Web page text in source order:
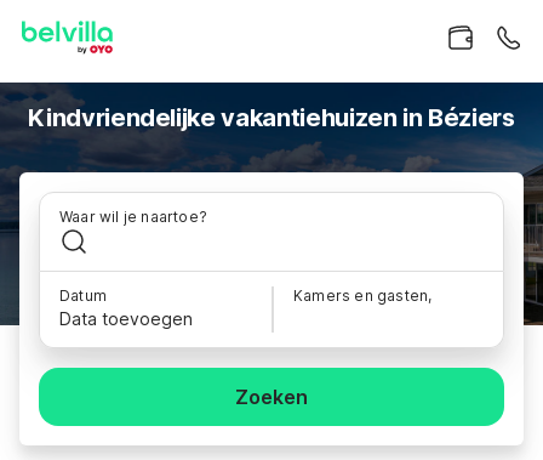
Kindvriendelijke vakantiehuizen in Béziers
Waar wil je naartoe?
Datum
Data toevoegen
Kamers en gasten,
Zoeken